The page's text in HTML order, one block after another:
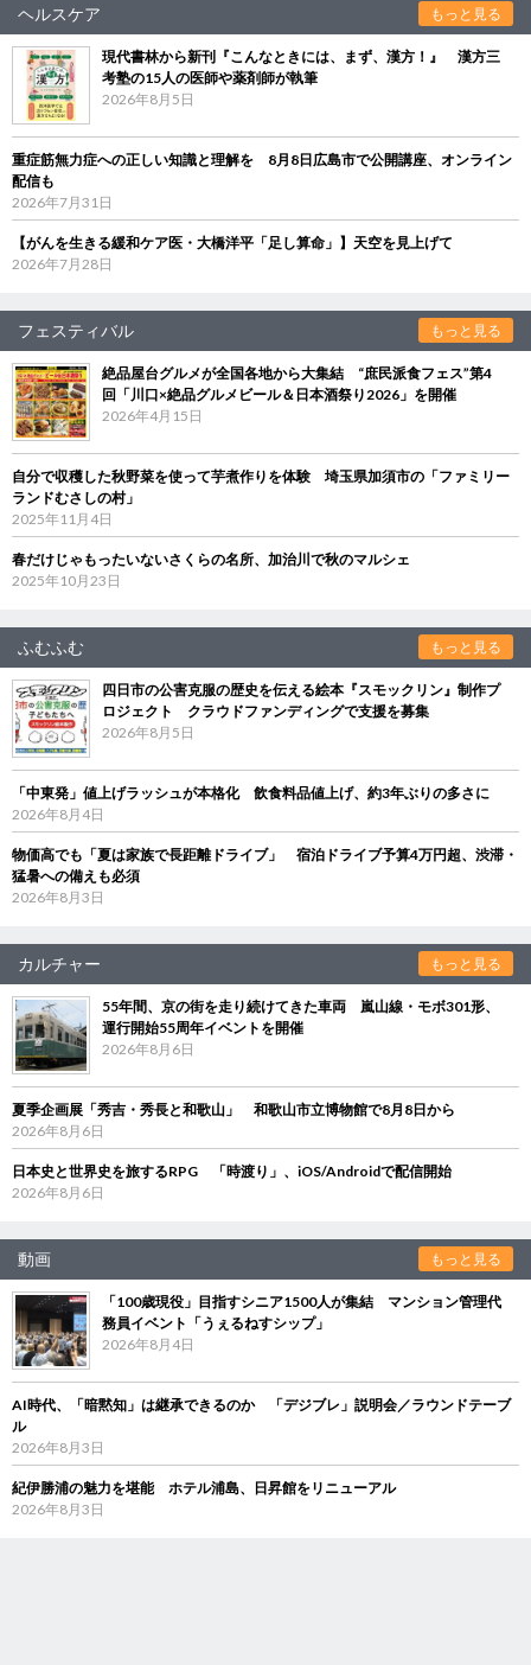
ヘルスケア もっと見る
現代書林から新刊『こんなときには、まず、漢方！』 漢方三
考塾の15人の医師や薬剤師が執筆
2026年8月5日
重症筋無力症への正しい知識と理解を 8月8日広島市で公開講座、オンライン
配信も
2026年7月31日
【がんを生きる緩和ケア医・大橋洋平「足し算命」】天空を見上げて
2026年7月28日
フェスティバル もっと見る
絶品屋台グルメが全国各地から大集結 “庶民派食フェス”第4
回「川口×絶品グルメビール＆日本酒祭り2026」を開催
2026年4月15日
自分で収穫した秋野菜を使って芋煮作りを体験 埼玉県加須市の「ファミリー
ランドむさしの村」
2025年11月4日
春だけじゃもったいないさくらの名所、加治川で秋のマルシェ
2025年10月23日
ふむふむ もっと見る
四日市の公害克服の歴史を伝える絵本『スモックリン』制作プ
ロジェクト クラウドファンディングで支援を募集
2026年8月5日
「中東発」値上げラッシュが本格化 飲食料品値上げ、約3年ぶりの多さに
2026年8月4日
物価高でも「夏は家族で長距離ドライブ」 宿泊ドライブ予算4万円超、渋滞・
猛暑への備えも必須
2026年8月3日
カルチャー もっと見る
55年間、京の街を走り続けてきた車両 嵐山線・モボ301形、
運行開始55周年イベントを開催
2026年8月6日
夏季企画展「秀吉・秀長と和歌山」 和歌山市立博物館で8月8日から
2026年8月6日
日本史と世界史を旅するRPG 「時渡り」、iOS/Androidで配信開始
2026年8月6日
動画 もっと見る
「100歳現役」目指すシニア1500人が集結 マンション管理代
務員イベント「うぇるねすシップ」
2026年8月4日
AI時代、「暗黙知」は継承できるのか 「デジブレ」説明会／ラウンドテーブ
ル
2026年8月3日
紀伊勝浦の魅力を堪能 ホテル浦島、日昇館をリニューアル
2026年8月3日